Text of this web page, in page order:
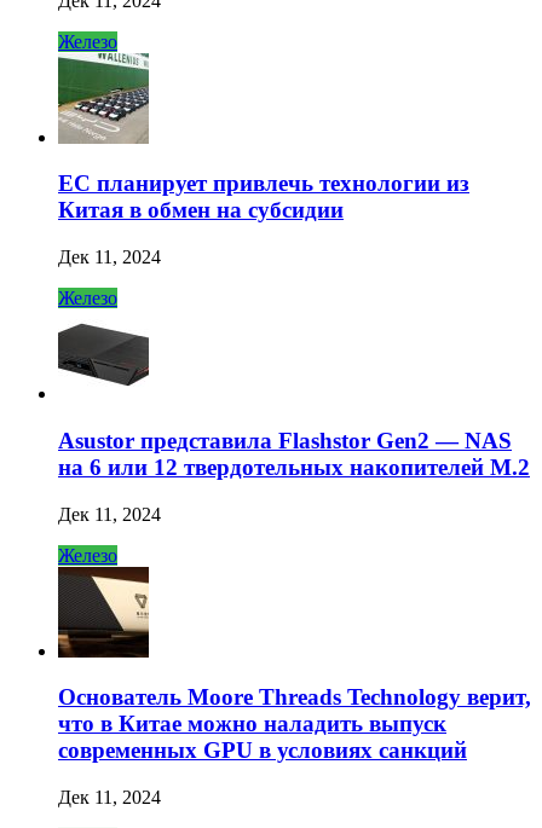
Железо
ЕС планирует привлечь технологии из
Китая в обмен на субсидии
Дек 11, 2024
Железо
Asustor представила Flashstor Gen2 — NAS
на 6 или 12 твердотельных накопителей M.2
Дек 11, 2024
Железо
Основатель Moore Threads Technology верит,
что в Китае можно наладить выпуск
современных GPU в условиях санкций
Дек 11, 2024